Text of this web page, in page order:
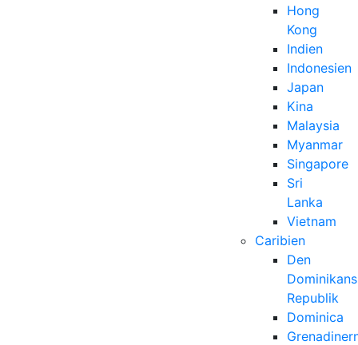
Hong
Kong
Indien
Indonesien
Japan
Kina
Malaysia
Myanmar
Singapore
Sri
Lanka
Vietnam
Caribien
Den
Republik
Dominica